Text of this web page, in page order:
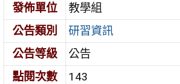
發佈單位
教學組
公告類別
研習資訊
公告等級
公告
點閱次數
143